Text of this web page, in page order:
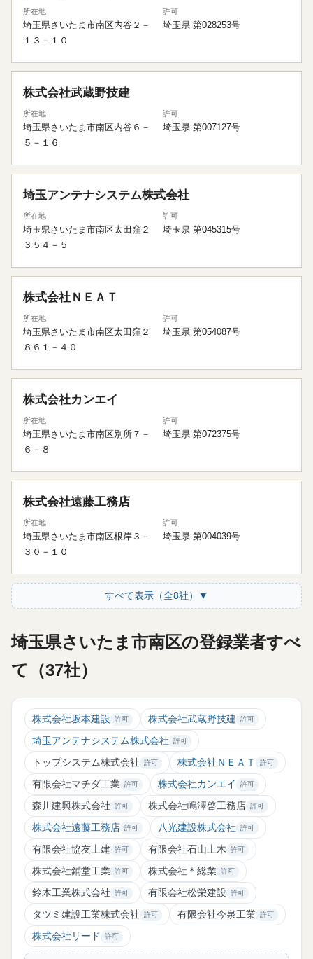
所在地
埼玉県さいたま市南区内谷２－
１３－１０
許可
埼玉県 第028253号
株式会社武蔵野技建
所在地
埼玉県さいたま市南区内谷６－
５－１６
許可
埼玉県 第007127号
埼玉アンテナシステム株式会社
所在地
埼玉県さいたま市南区太田窪２
３５４－５
許可
埼玉県 第045315号
株式会社ＮＥＡＴ
所在地
埼玉県さいたま市南区太田窪２
８６１－４０
許可
埼玉県 第054087号
株式会社カンエイ
所在地
埼玉県さいたま市南区別所７－
６－８
許可
埼玉県 第072375号
株式会社遠藤工務店
所在地
埼玉県さいたま市南区根岸３－
３０－１０
許可
埼玉県 第004039号
すべて表示（全8社）▼
埼玉県さいたま市南区の登録業者すべ
て（37社）
株式会社坂本建設 許可 株式会社武蔵野技建 許可
埼玉アンテナシステム株式会社 許可
トップシステム株式会社 許可 株式会社ＮＥＡＴ 許可
有限会社マチダ工業 許可 株式会社カンエイ 許可
森川建興株式会社 許可 株式会社嶋澤啓工務店 許可
株式会社遠藤工務店 許可 八光建設株式会社 許可
有限会社協友土建 許可 有限会社石山土木 許可
株式会社鋪堂工業 許可 株式会社＊総業 許可
鈴木工業株式会社 許可 有限会社松栄建設 許可
タツミ建設工業株式会社 許可 有限会社今泉工業 許可
株式会社リード 許可